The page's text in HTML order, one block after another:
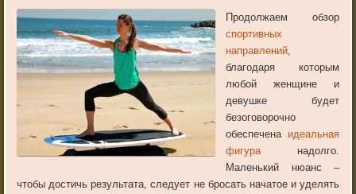
Продолжаем обзор
спортивных
направлений,
благодаря которым
любой женщине и
девушке будет
безоговорочно
обеспечена идеальная
фигуранадолго.
Маленький нюанс –
чтобы достичь результата, следует не бросать начатое и уделять